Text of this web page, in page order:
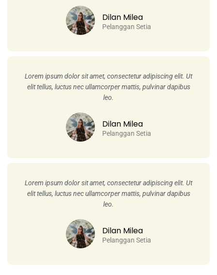
Dilan Milea
Pelanggan Setia
Lorem ipsum dolor sit amet, consectetur adipiscing elit. Ut
elit tellus, luctus nec ullamcorper mattis, pulvinar dapibus
leo.
Dilan Milea
Pelanggan Setia
Lorem ipsum dolor sit amet, consectetur adipiscing elit. Ut
elit tellus, luctus nec ullamcorper mattis, pulvinar dapibus
leo.
Dilan Milea
Pelanggan Setia